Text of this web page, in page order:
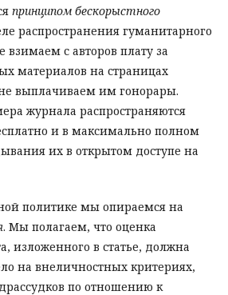
принципом бескорыстного
распространения гуманитарного
с авторов плату за
материалов на страницах
выплачиваем им гонорары.
журнала распространяются
и в максимально полном
их в открытом доступе на
политике мы опираемся на
. Мы полагаем, что оценка
изложенного в статье, должна
на внеличностных критериях,
по отношению к